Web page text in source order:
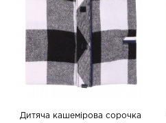
Дитяча кашемірова сорочка